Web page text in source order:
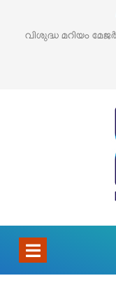
സമർപ്പണ